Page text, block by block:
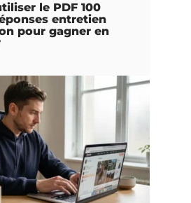
le PDF 100
entretien
pour gagner en